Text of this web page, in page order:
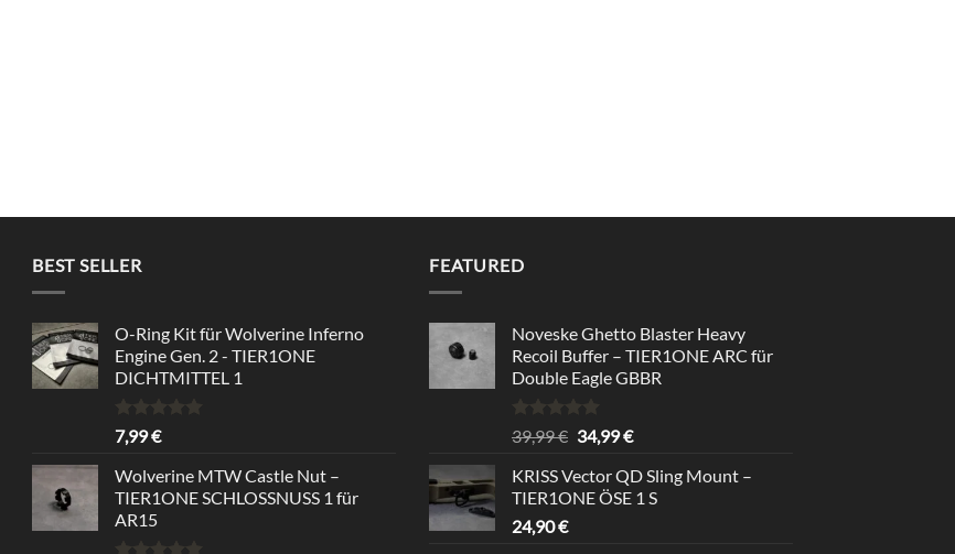
BEST SELLER
O-Ring Kit für Wolverine Inferno
Engine Gen. 2 - TIER1ONE
DICHTMITTEL 1
Bewertet
mit
von 5
7,99€
Wolverine MTW Castle Nut –
TIER1ONE SCHLOSSNUSS 1 für
AR15
FEATURED
Noveske Ghetto Blaster Heavy
Recoil Buffer – TIER1ONE ARC für
Double Eagle GBBR
Bewertet
mit
von 5
39,99€ Ursprünglicher
war:
39,99 €
34,99€Aktueller
ist:
34,99 €.
KRISS Vector QD Sling Mount –
TIER1ONE ÖSE 1 S
24,90€